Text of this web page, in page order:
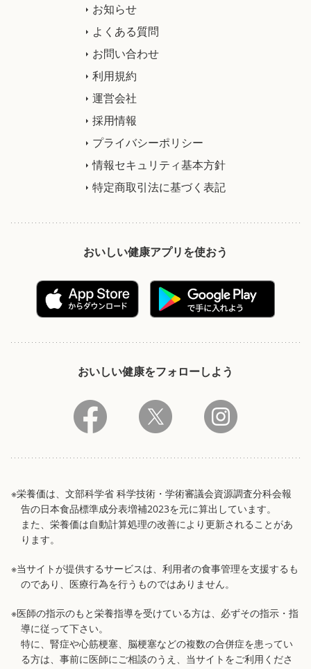
お知らせ
よくある質問
お問い合わせ
利用規約
運営会社
採用情報
プライバシーポリシー
情報セキュリティ基本方針
特定商取引法に基づく表記
おいしい健康アプリを使おう
おいしい健康をフォローしよう
※栄養価は、文部科学省 科学技術・学術審議会資源調査分科会報
告の日本食品標準成分表増補2023を元に算出しています。
また、栄養価は自動計算処理の改善により更新されることがあ
ります。
※当サイトが提供するサービスは、利用者の食事管理を支援するも
のであり、医療行為を行うものではありません。
※医師の指示のもと栄養指導を受けている方は、必ずその指示・指
導に従って下さい。
特に、腎症や心筋梗塞、脳梗塞などの複数の合併症を患ってい
る方は、事前に医師にご相談のうえ、当サイトをご利用くださ